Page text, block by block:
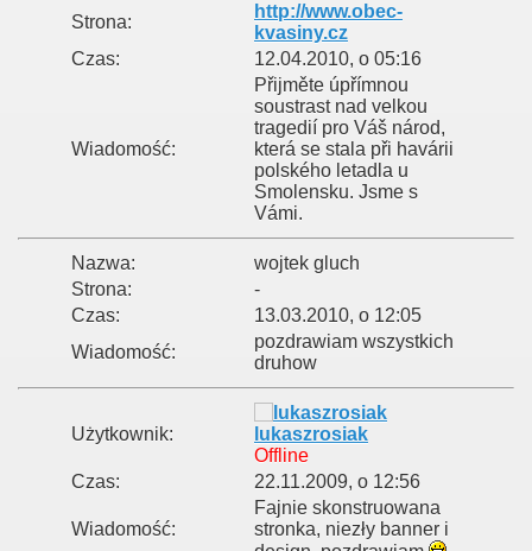
Strona:
http://www.obec-
kvasiny.cz
Czas:
12.04.2010, o 05:16
Wiadomość:
Přijměte úpřímnou
soustrast nad velkou
tragedií pro Váš národ,
která se stala při havárii
polského letadla u
Smolensku. Jsme s
Vámi.
Nazwa:
wojtek gluch
Strona:
-
Czas:
13.03.2010, o 12:05
Wiadomość:
pozdrawiam wszystkich
druhow
Użytkownik:
lukaszrosiak
Offline
Czas:
22.11.2009, o 12:56
Wiadomość:
Fajnie skonstruowana
stronka, niezły banner i